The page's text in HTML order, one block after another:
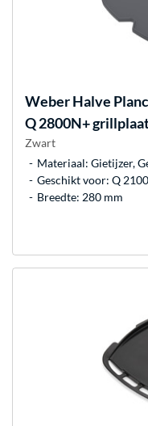
WeberHalve
Q 2800N+
Zwart
Materiaal: Gietijzer,
Geschikt voor: Q
Breedte: 280 mm